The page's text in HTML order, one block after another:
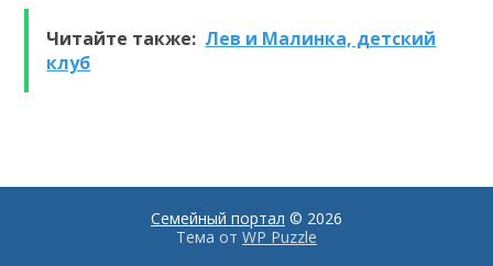
Читайте также: Лев и Малинка, детский
клуб
Семейный портал © 2026
Тема от WP Puzzle